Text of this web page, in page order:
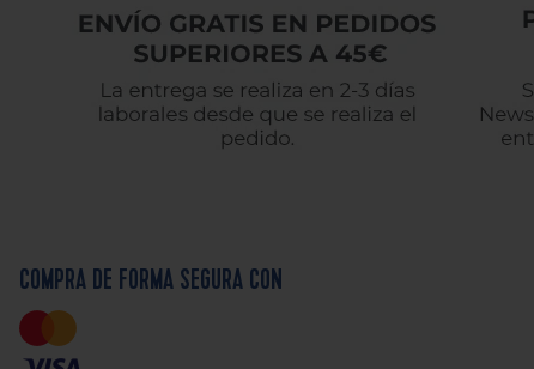
COMPRA DE FORMA SEGURA CON